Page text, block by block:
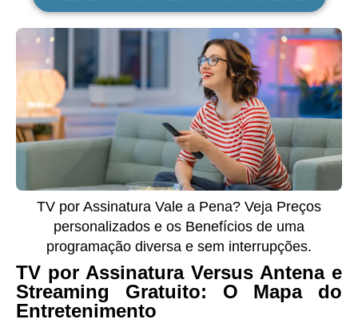
TV por Assinatura Vale a Pena? Veja Preços
personalizados e os Benefícios de uma
programação diversa e sem interrupções.
TV por Assinatura Versus Antena e
Streaming Gratuito: O Mapa do
Entretenimento